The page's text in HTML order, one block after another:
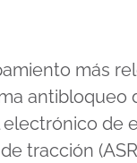
más
antibloqueo
electrónico de
tracción